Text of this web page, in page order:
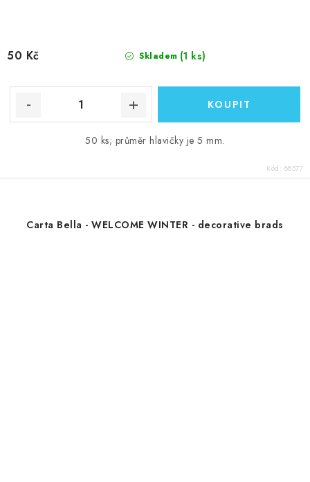
Skladem (1 ks)
50 Kč
50 ks; průměr hlavičky je 5 mm.
Kód: 88577
Carta Bella - WELCOME WINTER - decorative brads